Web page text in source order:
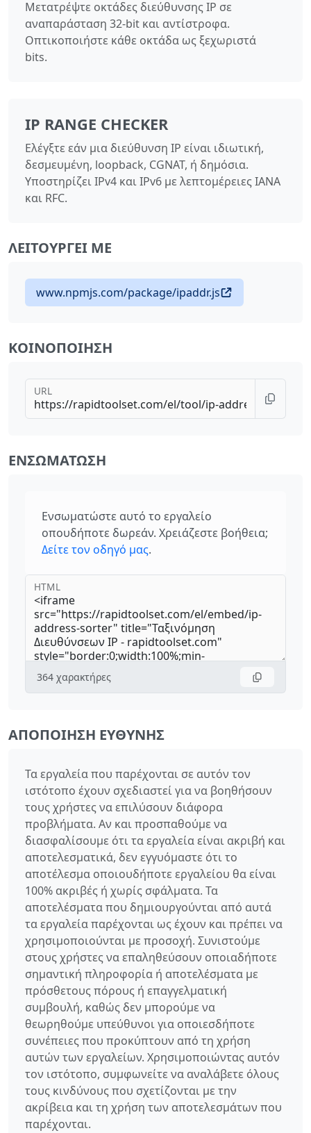
Μετατρέψτε οκτάδες διεύθυνσης IP σε
αναπαράσταση 32-bit και αντίστροφα.
Οπτικοποιήστε κάθε οκτάδα ως ξεχωριστά
bits.
IP RANGE CHECKER
Ελέγξτε εάν μια διεύθυνση IP είναι ιδιωτική,
δεσμευμένη, loopback, CGNAT, ή δημόσια.
Υποστηρίζει IPv4 και IPv6 με λεπτομέρειες IANA
και RFC.
ΛΕΙΤΟΥΡΓΕΊ ΜΕ
www.npmjs.com/package/ipaddr.js
ΚΟΙΝΟΠΟΊΗΣΗ
URL
ΕΝΣΩΜΆΤΩΣΗ
Ενσωματώστε αυτό το εργαλείο
οπουδήποτε δωρεάν. Χρειάζεστε βοήθεια;
Δείτε τον οδηγό μας.
HTML
364 χαρακτήρες
ΑΠΟΠΟΊΗΣΗ ΕΥΘΎΝΗΣ
Τα εργαλεία που παρέχονται σε αυτόν τον
ιστότοπο έχουν σχεδιαστεί για να βοηθήσουν
τους χρήστες να επιλύσουν διάφορα
προβλήματα. Αν και προσπαθούμε να
διασφαλίσουμε ότι τα εργαλεία είναι ακριβή και
αποτελεσματικά, δεν εγγυόμαστε ότι το
αποτέλεσμα οποιουδήποτε εργαλείου θα είναι
100% ακριβές ή χωρίς σφάλματα. Τα
αποτελέσματα που δημιουργούνται από αυτά
τα εργαλεία παρέχονται ως έχουν και πρέπει να
χρησιμοποιούνται με προσοχή. Συνιστούμε
στους χρήστες να επαληθεύσουν οποιαδήποτε
σημαντική πληροφορία ή αποτελέσματα με
πρόσθετους πόρους ή επαγγελματική
συμβουλή, καθώς δεν μπορούμε να
θεωρηθούμε υπεύθυνοι για οποιεσδήποτε
συνέπειες που προκύπτουν από τη χρήση
αυτών των εργαλείων. Χρησιμοποιώντας αυτόν
τον ιστότοπο, συμφωνείτε να αναλάβετε όλους
τους κινδύνους που σχετίζονται με την
ακρίβεια και τη χρήση των αποτελεσμάτων που
παρέχονται.